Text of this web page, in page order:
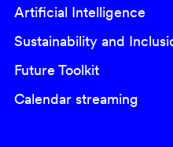
Artificial Intelligence
Sustainability and
Future Toolkit
Calendar streaming